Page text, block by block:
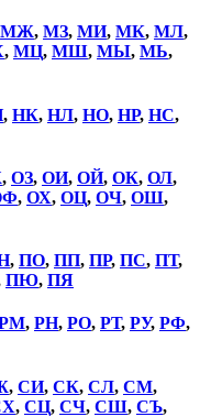
МЖ, МЗ, МИ, МК, МЛ,
, МЦ, МШ, МЫ, МЬ,
, НК, НЛ, НО, НР, НС,
, ОЗ, ОИ, ОЙ, ОК, ОЛ,
, ОХ, ОЦ, ОЧ, ОШ,
, ПО, ПП, ПР, ПС, ПТ,
ПЮ, ПЯ
, РН, РО, РТ, РУ, РФ,
, СИ, СК, СЛ, СМ,
, СЦ, СЧ, СШ, СЪ,